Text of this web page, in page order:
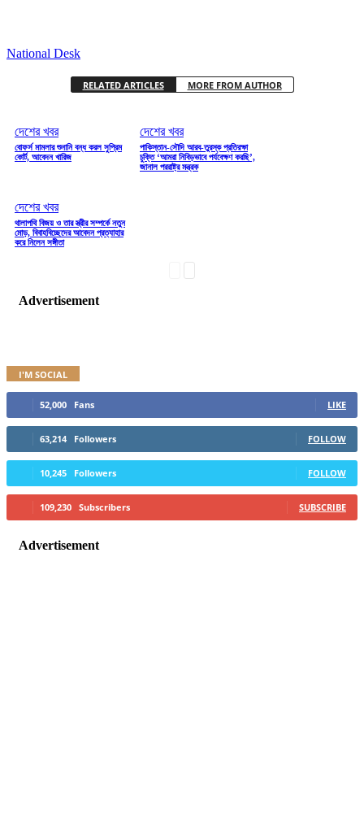
National Desk
RELATED ARTICLES MORE FROM AUTHOR
দেশের খবর
বোফর্স মামলার শুনানি বন্ধ করল সুপ্রিম
কোর্ট, আবেদন খারিজ
দেশের খবর
পাকিস্তান-সৌদি আরব-তুরস্ক প্রতিরক্ষা
চুক্তি ‘আমরা নিবিড়ভাবে পর্যবেক্ষণ করছি’,
জানাল পররাষ্ট্র মন্ত্রক
দেশের খবর
থালাপথি বিজয় ও তার স্ত্রীর সম্পর্কে নতুন
মোড়, বিবাহবিচ্ছেদের আবেদন প্রত্যাহার
করে নিলেন সঙ্গীতা
Advertisement
I'M SOCIAL
52,000 Fans LIKE
63,214 Followers FOLLOW
10,245 Followers FOLLOW
109,230 Subscribers SUBSCRIBE
Advertisement